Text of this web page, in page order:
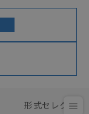
形式セレクタ